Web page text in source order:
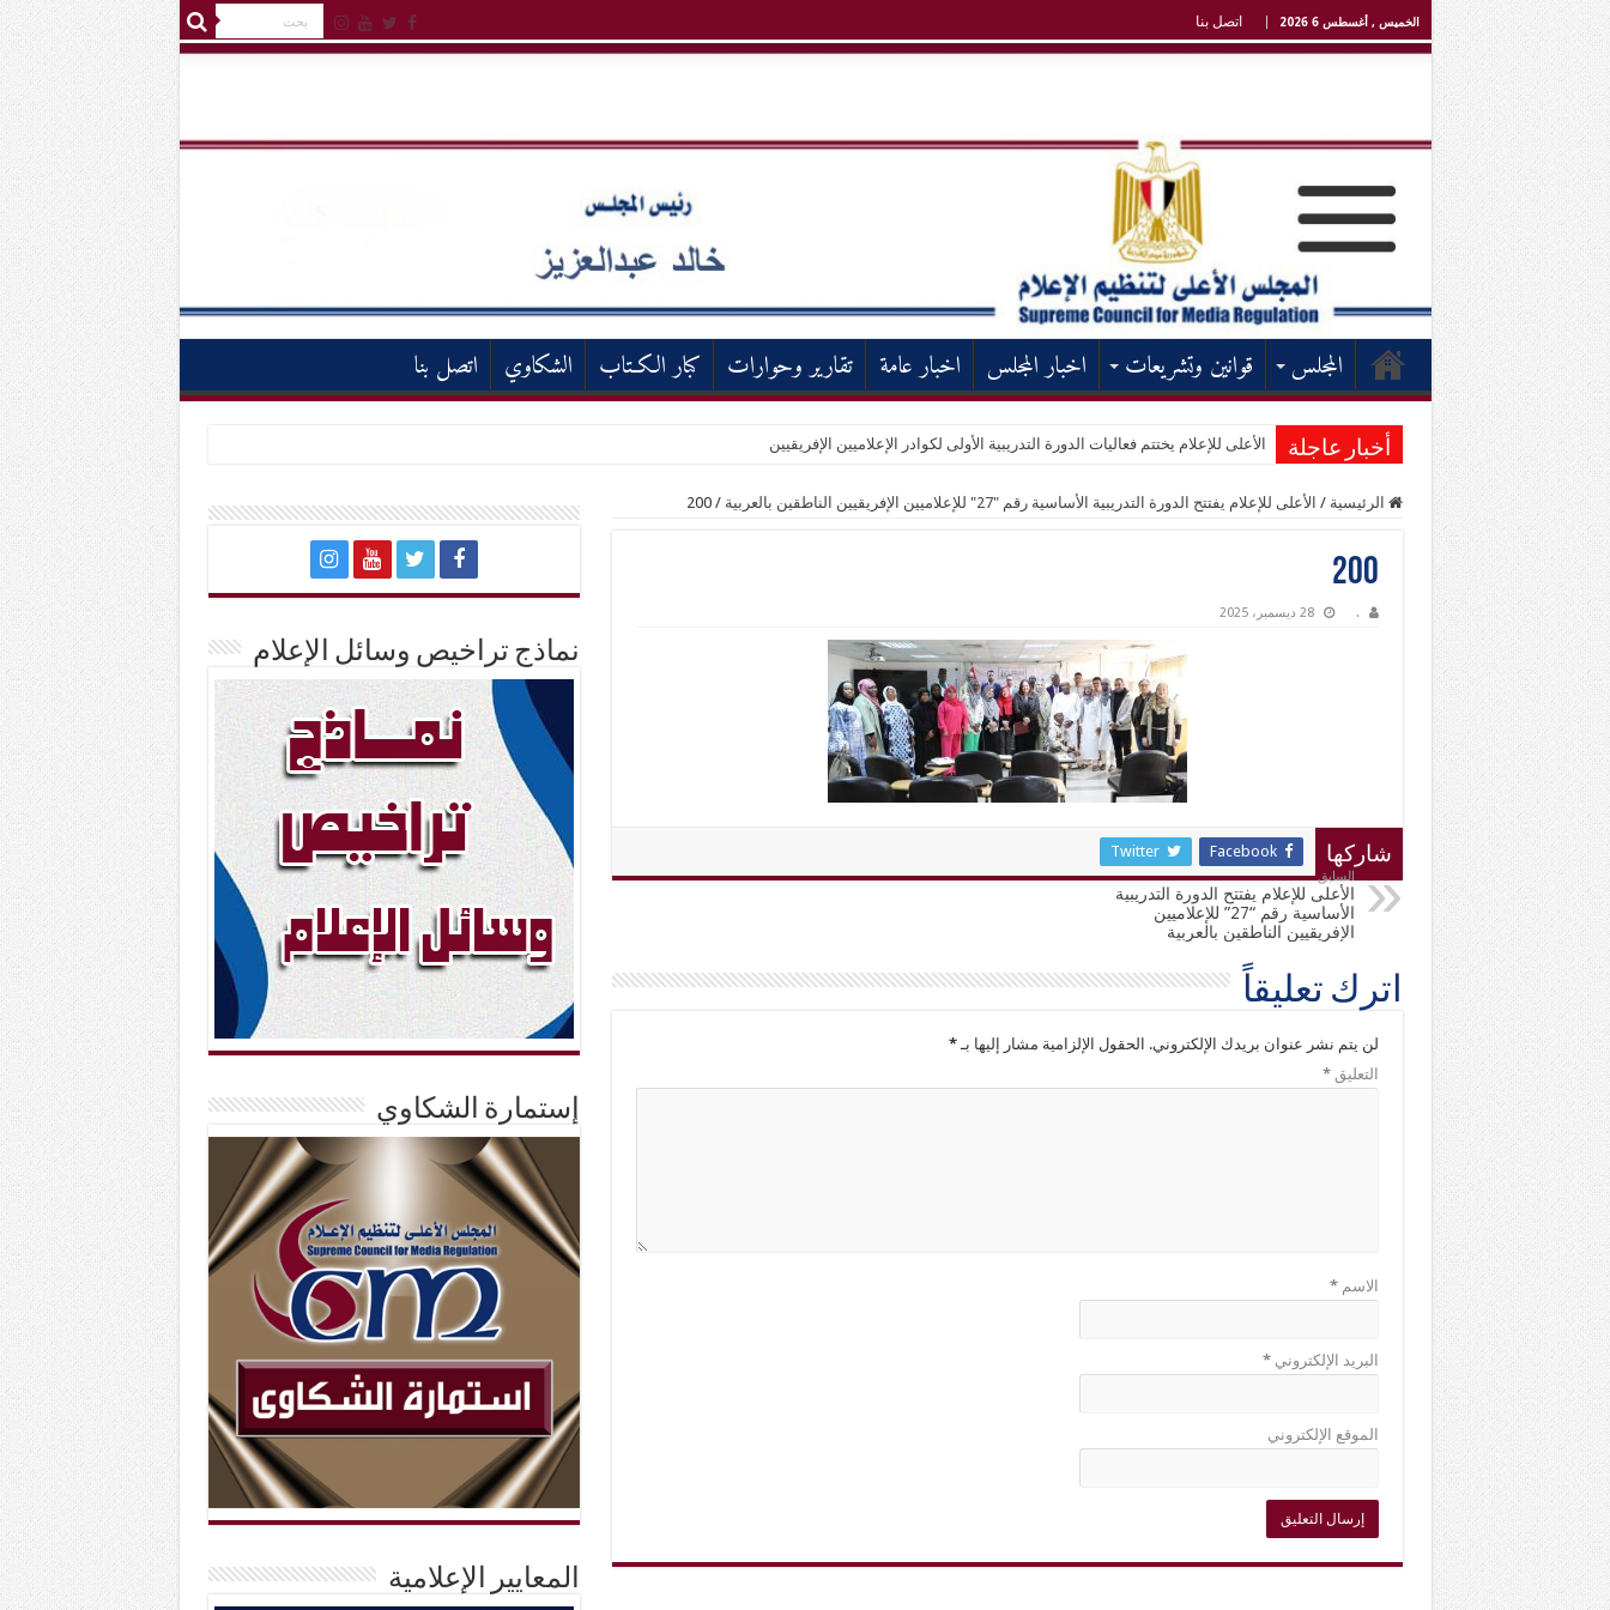
الخميس , أغسطس 6 2026 اتصل بنا
المجلس قوانين وتشريعات اخبار المجلس اخبار عامة تقارير وحوارات كبار الكـتاب الشكاوي اتصل بنا
أخبار عاجلة الأعلى للإعلام يختتم فعاليات الدورة التدريبية الأولى لكوادر الإعلاميين الإفريقيين
الرئيسية / الأعلى للإعلام يفتتح الدورة التدريبية الأساسية رقم "27" للإعلاميين الإفريقيين الناطقين بالعربية /
200
200
. 28 ديسمبر، 2025
شاركها Facebook
Twitter
السابق
الأعلى للإعلام يفتتح الدورة التدريبية
الأساسية رقم “27” للإعلاميين
الإفريقيين الناطقين بالعربية
اترك تعليقاً
لن يتم نشر عنوان بريدك الإلكتروني. الحقول الإلزامية مشار إليها بـ*
التعليق*
الاسم*
البريد الإلكتروني*
الموقع الإلكتروني
نماذج تراخيص وسائل الإعلام
إستمارة الشكاوي
المعايير الإعلامية